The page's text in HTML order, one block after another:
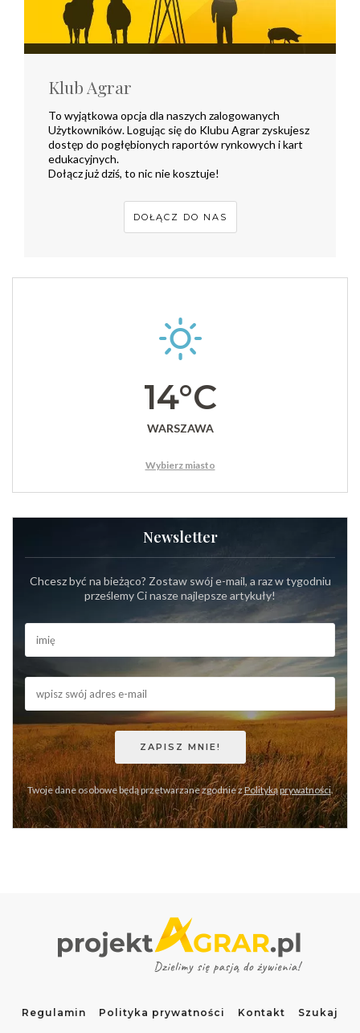
Klub Agrar
To wyjątkowa opcja dla naszych zalogowanych
Użytkowników. Logując się do Klubu Agrar zyskujesz
dostęp do pogłębionych raportów rynkowych i kart
edukacyjnych.
Dołącz już dziś, to nic nie kosztuje!
DOŁĄCZ DO NAS
14°C
WARSZAWA
Wybierz miasto
Newsletter
Chcesz być na bieżąco? Zostaw swój e-mail, a raz w tygodniu
prześlemy Ci nasze najlepsze artykuły!
Twoje dane osobowe będą przetwarzane zgodnie zPolityką prywatności.
Regulamin Polityka prywatności Kontakt Szukaj